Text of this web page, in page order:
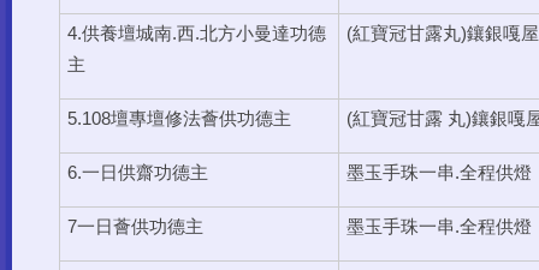
4.供養壇城南.西.北方小曼達功德
主
(紅寶冠甘露丸)鑲銀嘎
5.108壇專壇修法薈供功德主 (紅寶冠甘露 丸)鑲銀嘎
6.一日供齋功德主 墨玉手珠一串.全程供燈
7一日薈供功德主 墨玉手珠一串.全程供燈